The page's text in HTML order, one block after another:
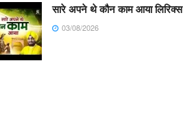
सारे अपने थे कौन काम आया लिरिक्स
03/08/2026